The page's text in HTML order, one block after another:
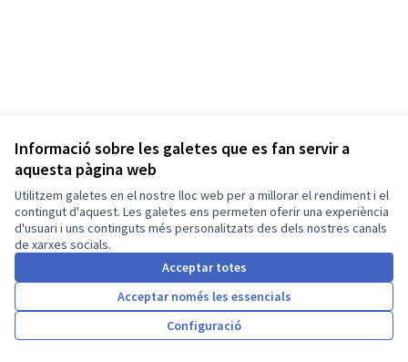
Informació sobre les galetes que es fan servir a
aquesta pàgina web
Utilitzem galetes en el nostre lloc web per a millorar el rendiment i el
contingut d'aquest. Les galetes ens permeten oferir una experiència
d'usuari i uns continguts més personalitzats des dels nostres canals
de xarxes socials.
Acceptar totes
Acceptar només les essencials
Configuració
Termes i condicions d'ús
Configuració de les galetes
Ajuntament de Malgrat de Mar a X
(Enllaç extern)
Web creada ambprogramari lliure .
Amb
(Enllaç